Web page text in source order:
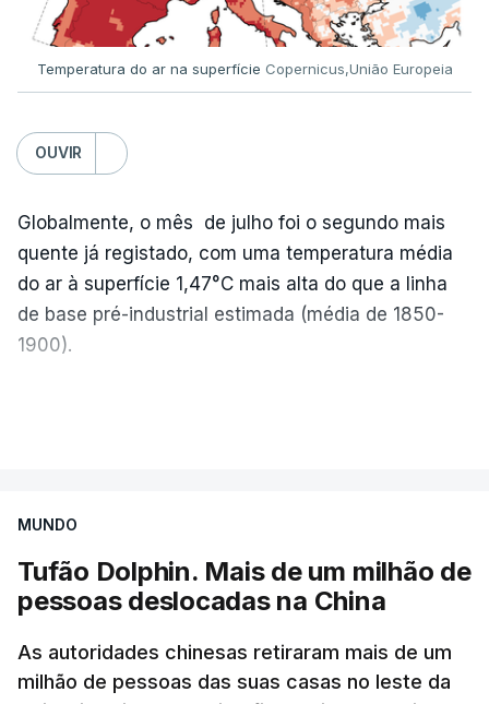
que aguardam a divulgação.
Os resultados chegaram a ser enviados à escola
concretamente à 0h47, no entanto, ao início da
manhã a afixação ainda não tinha sido feita.
ERRO100
ERROR ON HTML5 MEDIA ELEMENT
explicou à RTP que se encontrava desde as 7h00
da manhã desta segunda-feira a tentar abrir o
código de acesso às provas, mas estava a dar
erro, pelo que já tinham contactado o
Agrupamento de Júri Nacional de Exames de Vila
Nova de Gaia, para tentar solucionar a falha.
Temperatura do ar na superfície Copernicus,União Europeia
OUVIR
Globalmente, o mês de julho foi o segundo mais
quente já registado, com uma temperatura média
do ar à superfície 1,47°C mais alta do que a linha
de base pré-industrial estimada (média de 1850-
1900).
excecional de calor extremo neste verão.
Embora estas tenham sido menos intensas do que
as ondas de calor de junho, a sequência geral de
ondas de calor desde maio permanece excecional
para a região.
MUNDO
Tufão Dolphin. Mais de um milhão de
pessoas deslocadas na China
As autoridades chinesas retiraram mais de um
milhão de pessoas das suas casas no leste da